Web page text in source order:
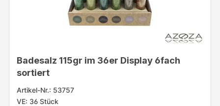
Badesalz 115gr im 36er Display 6fach
sortiert
Artikel-Nr.: 53757
VE: 36 Stück